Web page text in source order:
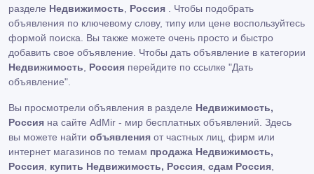
разделе Недвижимость Россия . Чтобы подобрать
объявления по ключевому слову, типу или цене воспользуйтесь
формой поиска. Вы также можете очень просто и быстро
добавить свое объявление. Чтобы дать объявление в категории
Недвижимость
Россия перейдите по ссылке "Дать
объявление"
Вы просмотрели объявления в разделе Недвижимость,
Россия на сайте AdMir - мир бесплатных объявлений. Здесь
вы можете найти объявления от частных лиц, фирм или
интернет магазинов по темам продажа Недвижимость,
Россия купить Недвижимость, Россия сдам Россия